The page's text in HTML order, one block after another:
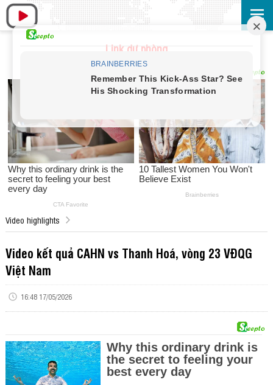
Link dự phòng
Video highlights
Video kết quả CAHN vs Thanh Hoá, vòng 23 VĐQG
Việt Nam
16:48 17/05/2026